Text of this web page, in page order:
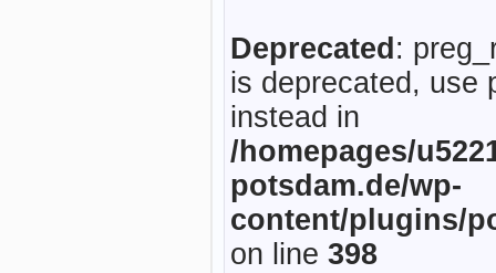
Deprecated :
is deprecated, use
instead in
/homepages/
potsdam.de/wp-
content/plugins/
on line 398